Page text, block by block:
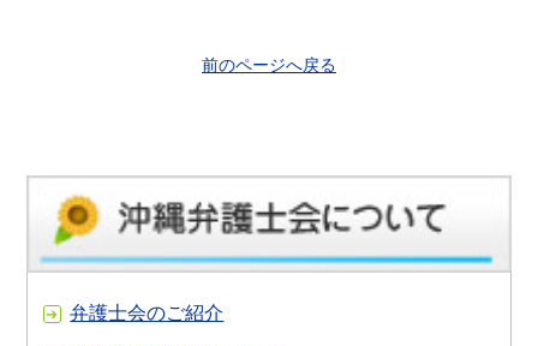
前のページへ戻る
弁護士会のご紹介